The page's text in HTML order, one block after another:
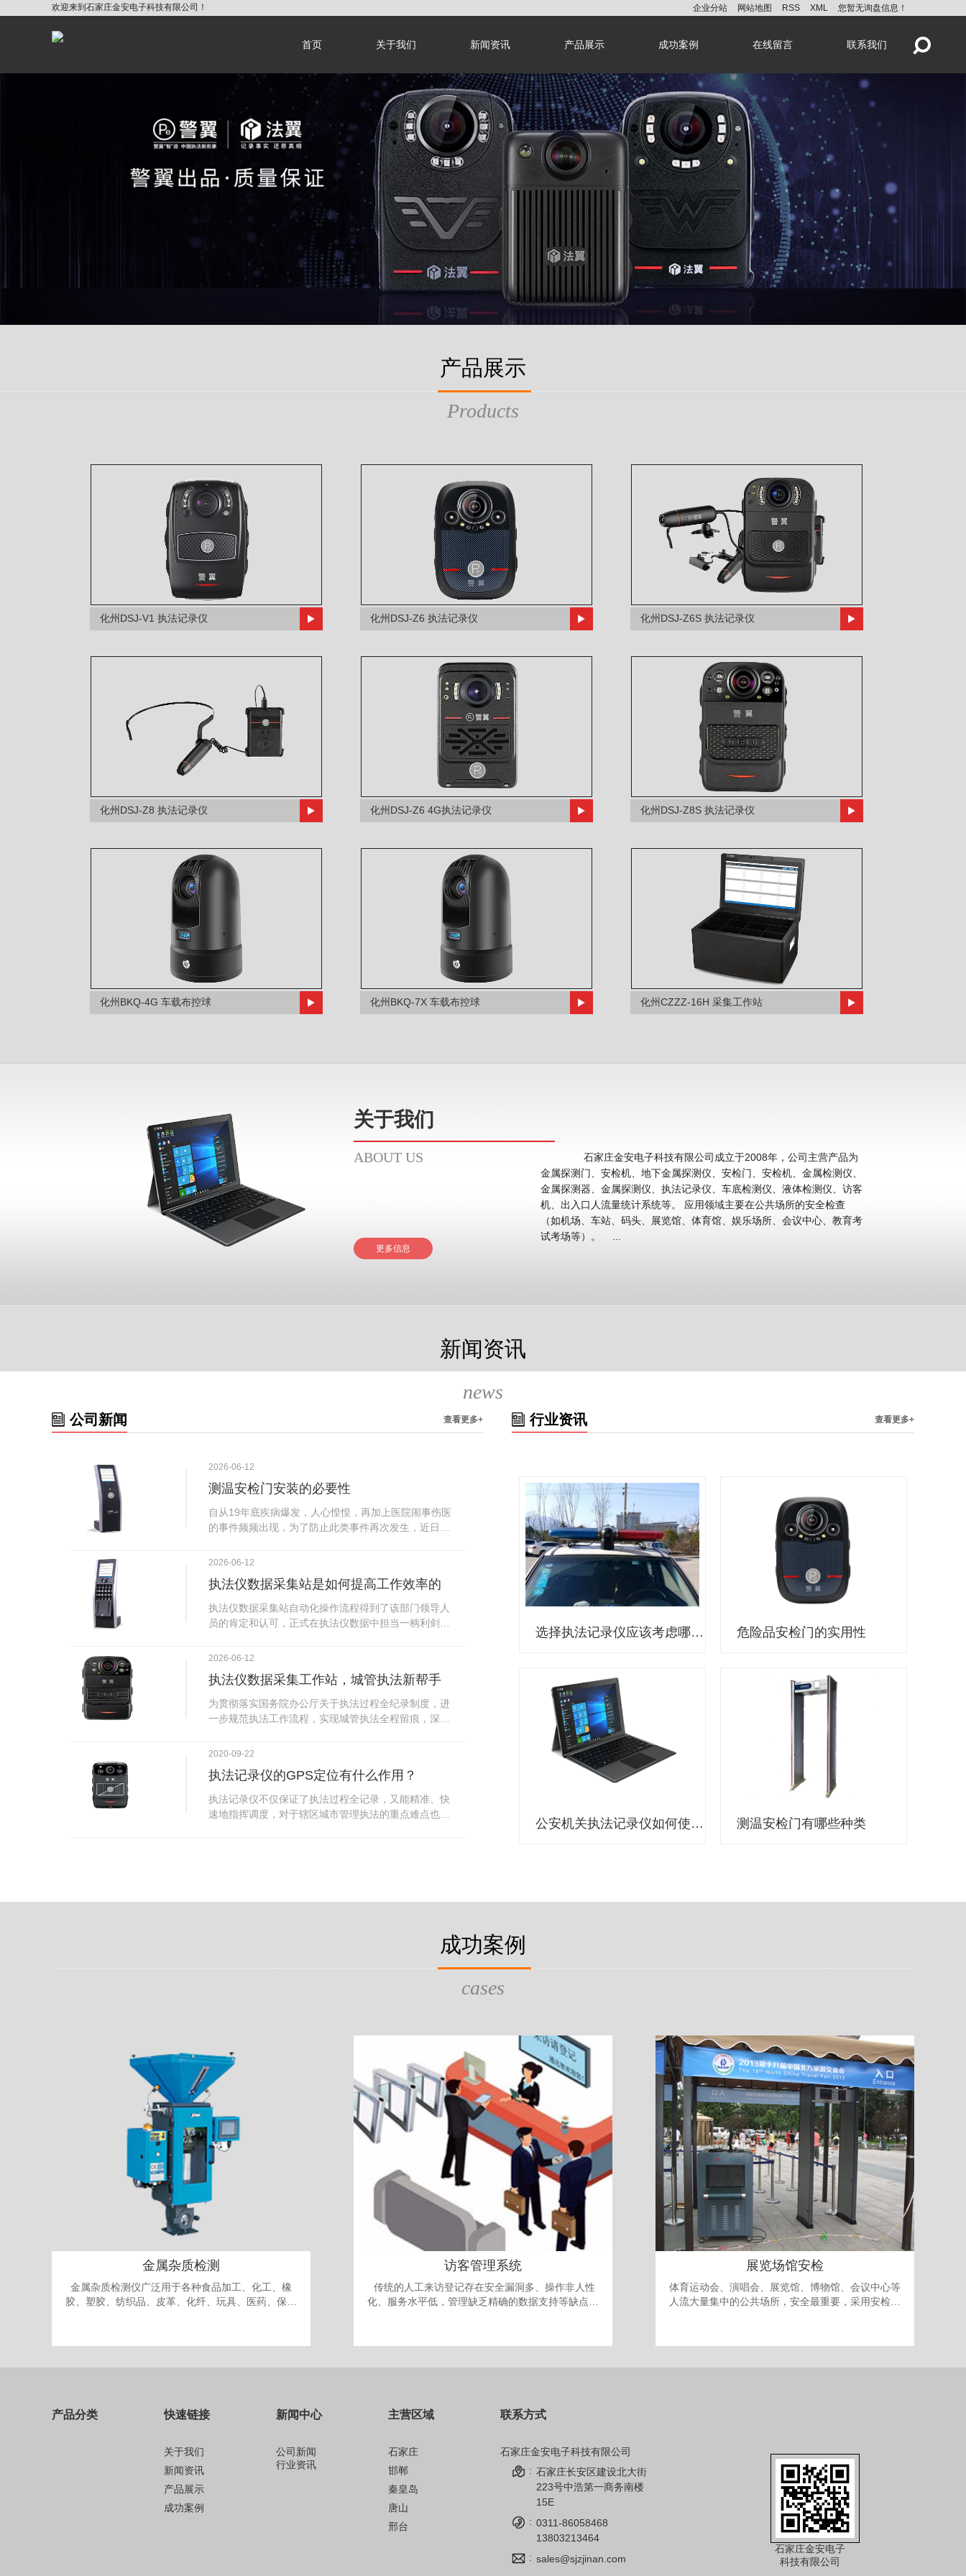
欢迎来到石家庄金安电子科技有限公司！ 企业分站 网站地图 RSS XML 您暂无询盘信息！
首页 关于我们 新闻资讯 产品展示 成功案例 在线留言 联系我们
产品展示
Products
化州DSJ-V1 执法记录仪 化州DSJ-Z6 执法记录仪 化州DSJ-Z6S 执法记录仪
化州DSJ-Z8 执法记录仪 化州DSJ-Z6 4G执法记录仪 化州DSJ-Z8S 执法记录仪
化州BKQ-4G 车载布控球 化州BKQ-7X 车载布控球 化州CZZZ-16H 采集工作站
关于我们
ABOUT US
更多信息
石家庄金安电子科技有限公司成立于2008年，公司主营产品为
金属探测门、安检机、地下金属探测仪、安检门、安检机、金属检测仪、
金属探测器、金属探测仪、执法记录仪、车底检测仪、液体检测仪、访客
机、出入口人流量统计系统等。 应用领域主要在公共场所的安全检查
（如机场、车站、码头、展览馆、体育馆、娱乐场所、会议中心、教育考
新闻资讯
news
公司新闻 查看更多+
2026-06-12
测温安检门安装的必要性
自从19年底疾病爆发，人心惶惶，再加上医院闹事伤医
的事件频频出现，为了防止此类事件再次发生，近日，
尽快的安装安检门等设备，开展安全工作。此消息一经
个，其一，安装安检门是否会激化矛盾。其二，安装安
检门可以防范于未然。1月6号当天，南宁市第二医院刚
试行安检的首日，检查出10多把各类刀具和一把管制类
可以，能够保障急诊的快速通道顺畅就可以。
2026-06-12
执法仪数据采集站是如何提高工作效率的
执法仪数据采集站自动化操作流程得到了该部门领导人
员的肯定和认可，正式在执法仪数据中担当一柄利剑。
步，首先执法仪数据采集站支持多台执法仪同时上传数
取目标对象，并同步到采集站中，此外设备具有断点续
传的功能，如果碰到网络故障，可以从已经上传或下载
的部分开始继续上传下载未完成的部分，而没有必要从
据和自动充电，方便执法人员下次直接使用，提高执法
仪数据效率。执法仪数据采集站还具有强大的数据存储
据，将统计结果以图表或者报表的形式呈现；设备设置
有用户操作权限管理，自动将用户警员编号与执法仪编
2026-06-12
执法仪数据采集工作站，城管执法新帮手
为贯彻落实国务院办公厅关于执法过程全纪录制度，进
一步规范执法工作流程，实现城管执法全程留痕，深入
手。执法记录仪是我们队员在路面执法的必备品，它忠
盾的发生。现在有了执法仪数据采集工作站，执法队员
的担忧便得到有效的解决。每个采集工作站可支持多台
执法记录仪设备同时上传数据，队员当天使用当天上
充电、校校时，做执法记录仪的贴心小"保姆"。随着群
场资料，直戳了当的展示给行政相对人看，有效的减少
2020-09-22
执法记录仪的GPS定位有什么作用？
执法记录仪不仅保证了执法过程全记录，又能精准、快
速地指挥调度，对于辖区城市管理执法的重点难点也能
在平台的电子地图上显示出设备的具体位置，实时查看
能，在实战中发挥着重要的作用，能广泛应用于交警公
安执法、卫生监督、城管执法、海关执法、路政、质量
行业资讯 查看更多+
选择执法记录仪应该考虑哪些因素？ 危险品安检门的实用性
公安机关执法记录仪如何使用？ 测温安检门有哪些种类
成功案例
cases
金属杂质检测
金属杂质检测仪广泛用于各种食品加工、化工、橡
胶、塑胶、纺织品、皮革、化纤、玩具、医药、保健
访客管理系统
传统的人工来访登记存在安全漏洞多、操作非人性
化、服务水平低，管理缺乏精确的数据支持等缺点。
要求，进入单位进行作案。发案后追查却有可能发现
访客机管理系统，技术先进、操作简单、性能可靠，
构、公安、院校安全保卫管理的得力助手。
展览场馆安检
体育运动会、演唱会、展览馆、博物馆、会议中心等
人流大量集中的公共场所，安全最重要，采用安检门
时还需要考虑最多人流量的问题，以免人员过多发生
产品分类 快速链接
关于我们
新闻资讯
产品展示
成功案例
新闻中心
公司新闻
行业资讯
主营区域
石家庄
邯郸
秦皇岛
唐山
邢台
联系方式
石家庄金安电子科技有限公司
: 石家庄长安区建设北大街
223号中浩第一商务南楼
15E
: 0311-86058468
13803213464
: sales@sjzjinan.com
石家庄金安电子
科技有限公司